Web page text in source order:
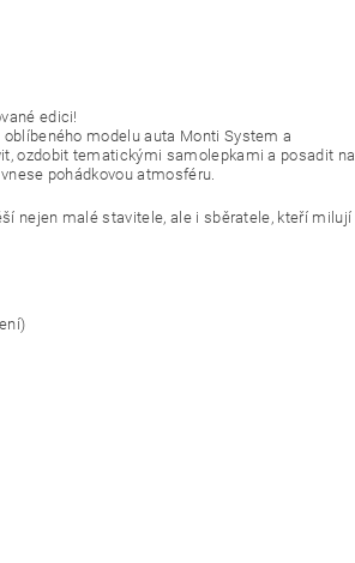
edici!
modelu auta Monti System a
ozdobit tematickými samolepkami a posadit na
pohádkovou atmosféru.
nejen malé stavitele, ale i sběratele, kteří milují